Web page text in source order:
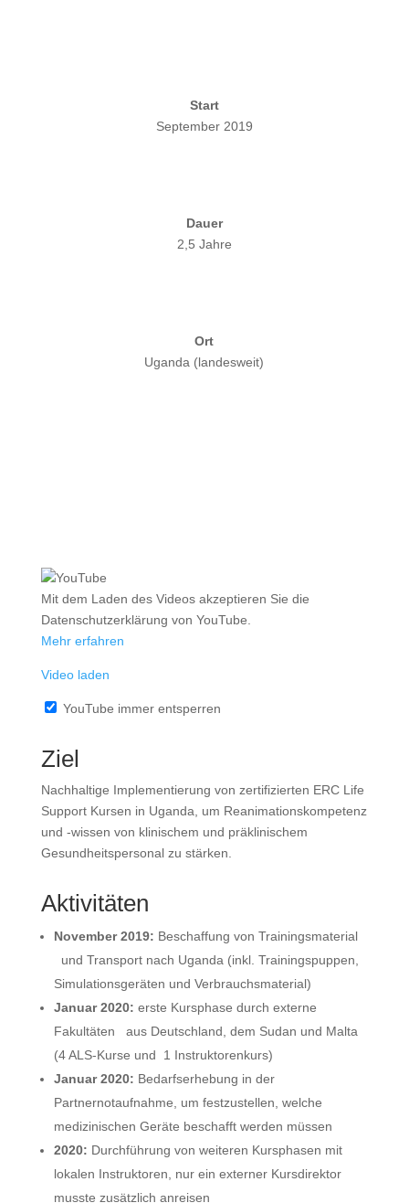
Start
September 2019
Dauer
2,5 Jahre
Ort
Uganda (landesweit)
Mit dem Laden des Videos akzeptieren Sie die
Datenschutzerklärung von YouTube.
Mehr erfahren
Video laden
YouTube immer entsperren
Ziel
Nachhaltige Implementierung von zertifizierten ERC Life
Support Kursen in Uganda, um Reanimationskompetenz
und -wissen von klinischem und präklinischem
Gesundheitspersonal zu stärken.
Aktivitäten
November 2019: Beschaffung von Trainingsmaterial
und Transport nach Uganda (inkl. Trainingspuppen,
Simulationsgeräten und Verbrauchsmaterial)
Januar 2020: erste Kursphase durch externe
Fakultäten aus Deutschland, dem Sudan und Malta
(4 ALS-Kurse und 1 Instruktorenkurs)
Januar 2020: Bedarfserhebung in der
Partnernotaufnahme, um festzustellen, welche
medizinischen Geräte beschafft werden müssen
2020: Durchführung von weiteren Kursphasen mit
lokalen Instruktoren, nur ein externer Kursdirektor
musste zusätzlich anreisen